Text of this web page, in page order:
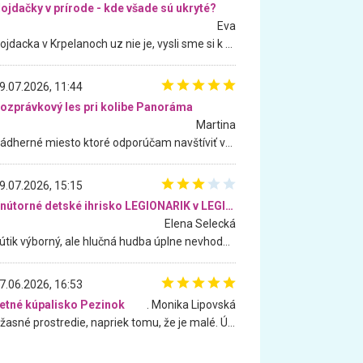
v prírode - kde všade sú ukryté?
Eva
11:44
les pri kolibe Panoráma
Martina
15:15
Vnútorné detské ihrisko LEGIONARIK v LEGIA Fitness
Elena Selecká
16:53
kúpalisko Pezinok
. Monika Lipovská